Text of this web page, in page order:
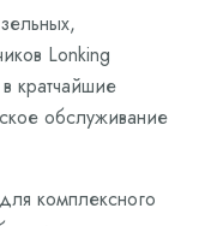
Lonking
кратчайшие
обслуживание
комплексного